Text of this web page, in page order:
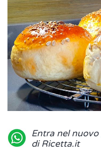
Entra nel nuovo
di Ricetta.it